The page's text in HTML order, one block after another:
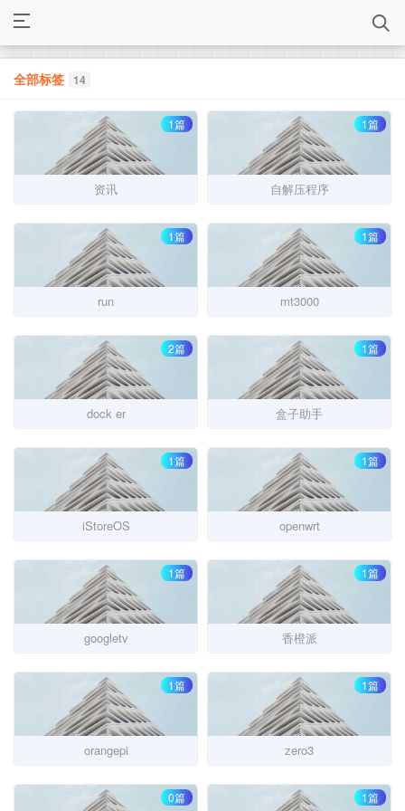
全部标签 14
1篇
资讯
1篇
自解压程序
1篇
run
1篇
mt3000
2篇
dock er
1篇
盒子助手
1篇
iStoreOS
1篇
openwrt
1篇
googletv
1篇
香橙派
1篇
orangepi
1篇
zero3
0篇 1篇